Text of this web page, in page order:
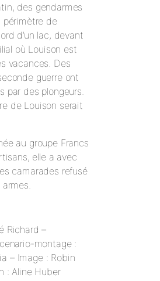
des gendarmes
de
d’un lac, devant
où Louison est
vacances. Des
guerre ont
par des plongeurs.
de Louison serait
au groupe Francs
elle a avec
camarades refusé
Richard –
montage :
– Image : Robin
: Aline Huber